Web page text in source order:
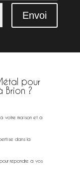
Envoi
pour
Brion ?
votre maison et à
dans la
répondre à vos